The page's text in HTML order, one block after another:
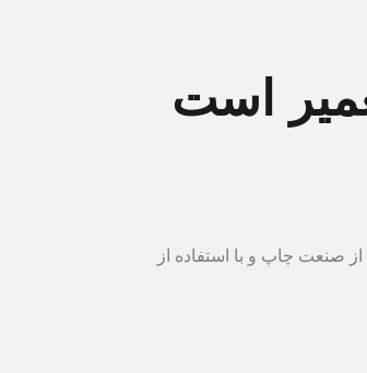
است
صنعت چاپ و با استفاده از